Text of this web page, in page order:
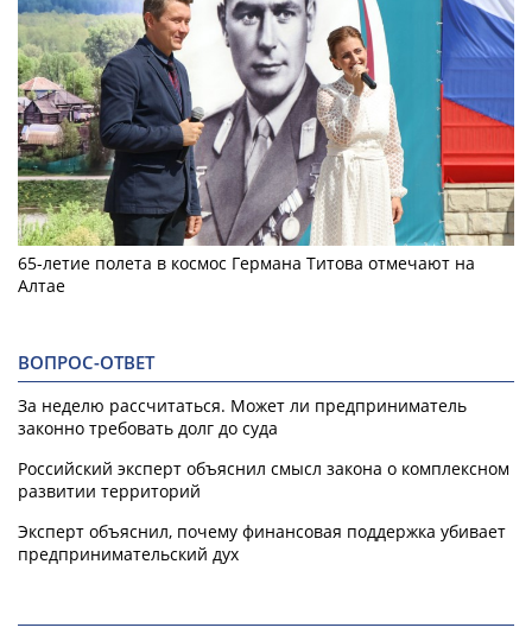
65-летие полета в космос Германа Титова отмечают на
Алтае
ВОПРОС-ОТВЕТ
За неделю рассчитаться. Может ли предприниматель
законно требовать долг до суда
Российский эксперт объяснил смысл закона о комплексном
развитии территорий
Эксперт объяснил, почему финансовая поддержка убивает
предпринимательский дух